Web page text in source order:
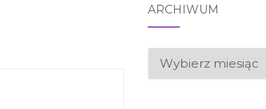
ARCHIWUM
ARCHIWUM